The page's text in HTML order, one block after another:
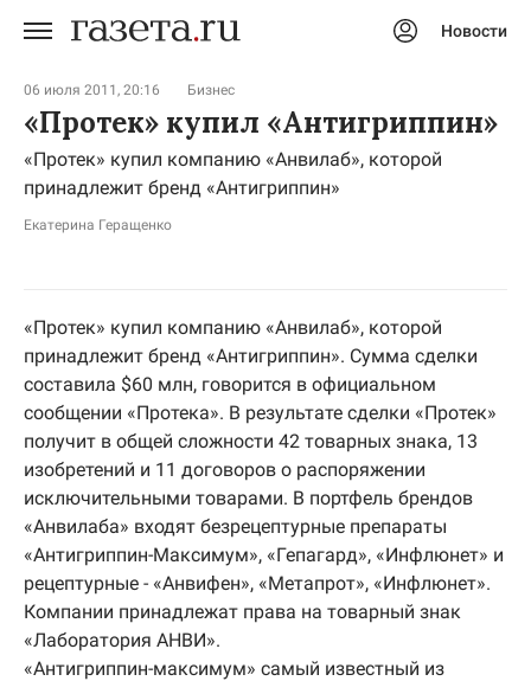
Новости
06 июля 2011, 20:16 Бизнес
«Протек» купил «Антигриппин»
«Протек» купил компанию «Анвилаб», которой
принадлежит бренд «Антигриппин»
Екатерина Геращенко
«Протек» купил компанию «Анвилаб», которой
принадлежит бренд «Антигриппин». Сумма сделки
составила $60 млн, говорится в официальном
сообщении «Протека». В результате сделки «Протек»
получит в общей сложности 42 товарных знака, 13
изобретений и 11 договоров о распоряжении
исключительными товарами. В портфель брендов
«Анвилаба» входят безрецептурные препараты
«Антигриппин-Максимум», «Гепагард», «Инфлюнет» и
рецептурные - «Анвифен», «Метапрот», «Инфлюнет».
Компании принадлежат права на товарный знак
«Лаборатория АНВИ».
«Антигриппин-максимум» самый известный из